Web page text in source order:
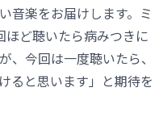
音楽をお届けします。ミ
ほど聴いたら病みつきに
、今回は一度聴いたら、
ると思います」と期待を